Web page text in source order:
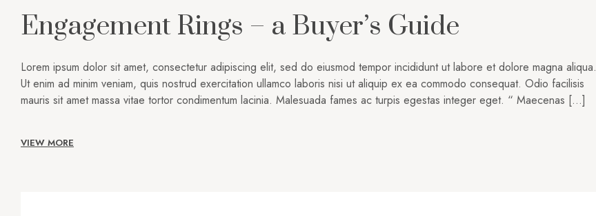
Engagement Rings – a Buyer’s Guide
Lorem ipsum dolor sit amet, consectetur adipiscing elit, sed do eiusmod tempor incididunt ut labore et dolore magna aliqua.
Ut enim ad minim veniam, quis nostrud exercitation ullamco laboris nisi ut aliquip ex ea commodo consequat. Odio facilisis
mauris sit amet massa vitae tortor condimentum lacinia. Malesuada fames ac turpis egestas integer eget. “ Maecenas […]
VIEW MORE